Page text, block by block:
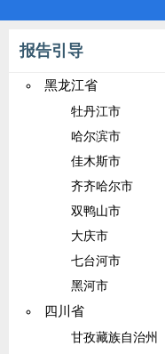
报告引导
黑龙江省
牡丹江市
哈尔滨市
佳木斯市
齐齐哈尔市
双鸭山市
大庆市
七台河市
黑河市
四川省
甘孜藏族自治州